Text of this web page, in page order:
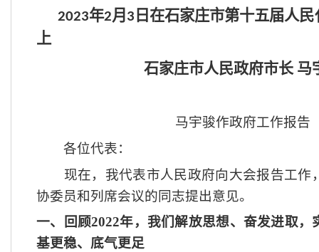
2023年2月 3 日在石家庄市第十五届人
上
石家庄市人民政府市长 马
马宇骏作政府工作报告
各位代表：
现在，我代表市人民政府向大会报告工作
协委员和列席会议的同志提出意见。
一、回顾2022年，我们解放思想、奋发进取，
基更稳、底气更足